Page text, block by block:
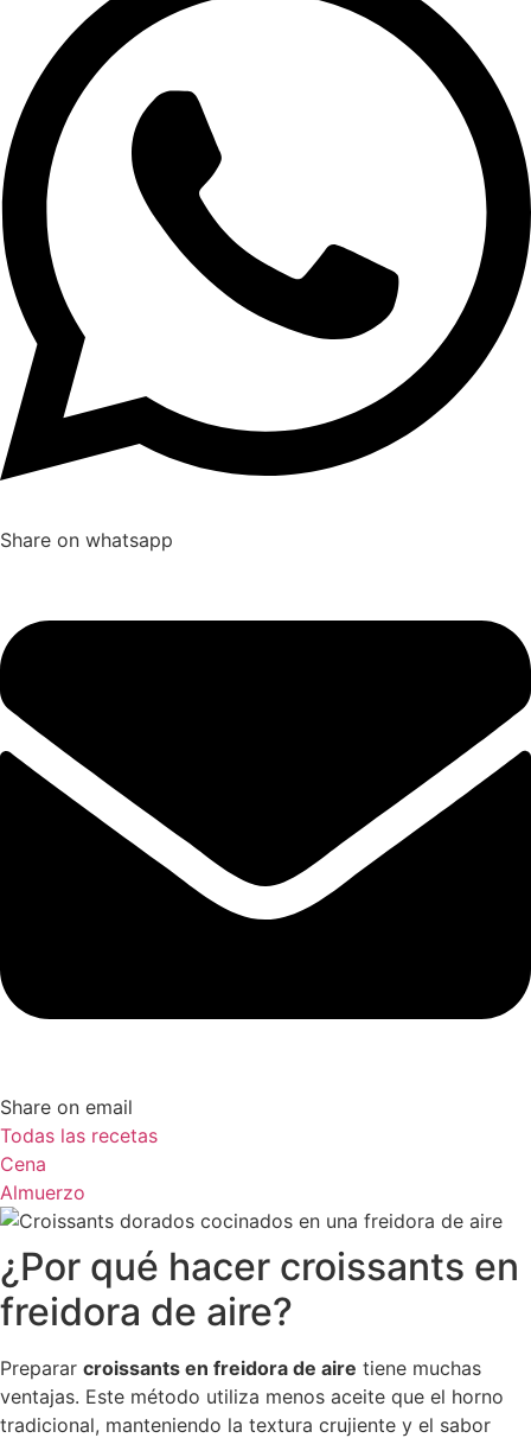
Share on whatsapp
Share on email
Todas las recetas
Cena
Almuerzo
¿Por qué hacer croissants en
freidora de aire?
Preparar croissants en freidora de aire tiene muchas
ventajas. Este método utiliza menos aceite que el horno
tradicional, manteniendo la textura crujiente y el sabor